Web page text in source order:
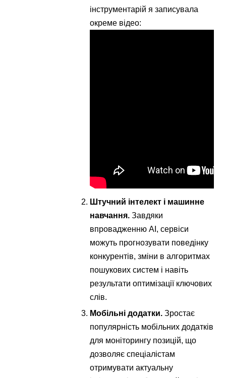
інструментарій я записувала
окреме відео:
Штучний інтелект і машинне
навчання.Завдяки
впровадженню AI, сервіси
можуть прогнозувати поведінку
конкурентів, зміни в алгоритмах
пошукових систем і навіть
результати оптимізації ключових
слів.
Мобільні додатки.Зростає
популярність мобільних додатків
для моніторингу позицій, що
дозволяє спеціалістам
отримувати актуальну